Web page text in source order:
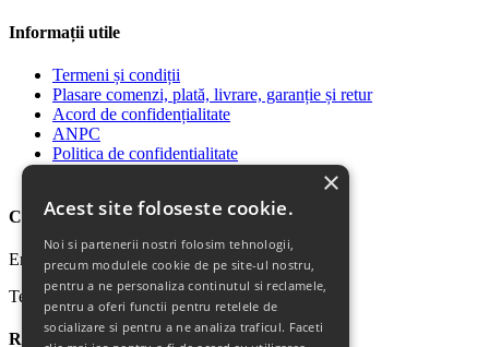
Informații utile
Termeni și condiții
Plasare comenzi, plată, livrare, garanție și retur
Acord de confidențialitate
ANPC
Politica de confidentialitate
Contact
Email: office@ricomed.ro
Tel: 0314 380 151
Retur produse
Acest site foloseste cookie.
Noi si partenerii nostri folosim tehnologii,
precum modulele cookie de pe site-ul nostru,
pentru a ne personaliza continutul si reclamele,
pentru a oferi functii pentru retelele de
socializare si pentru a ne analiza traficul. Faceti
×